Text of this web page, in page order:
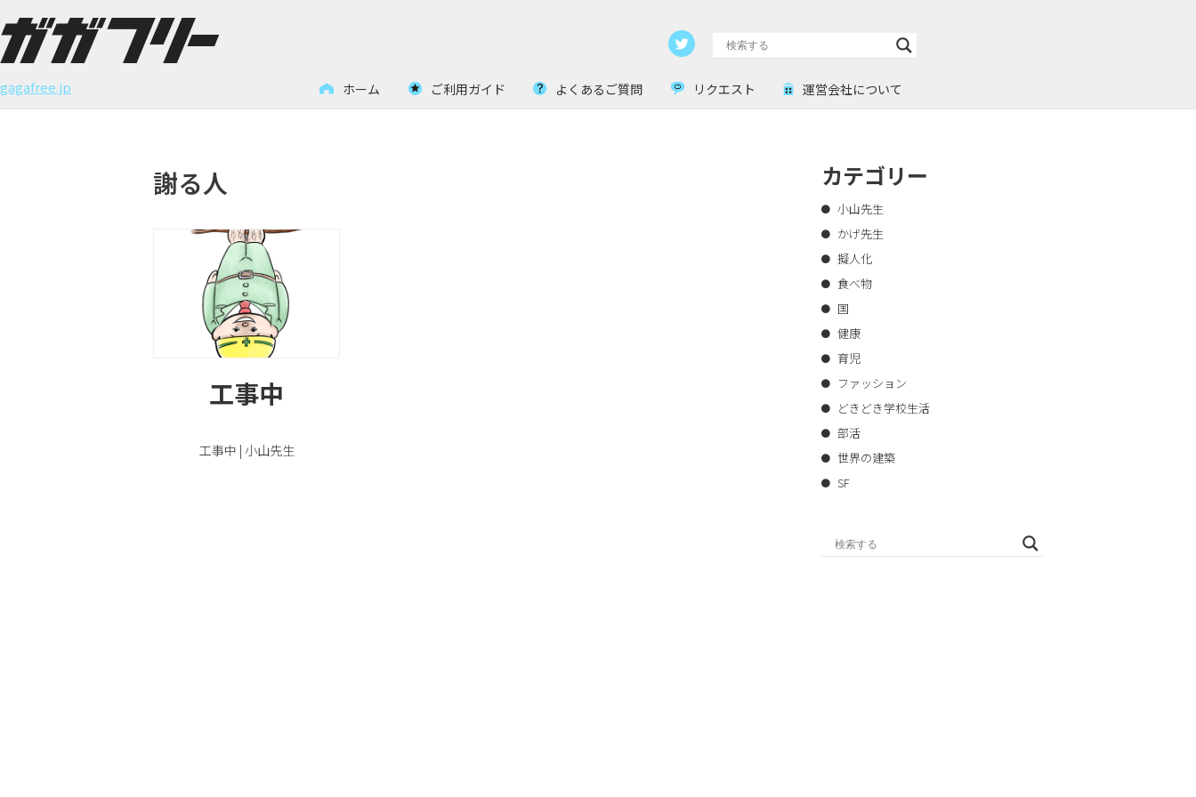
コ
テ
gagafree.jp ホーム ご利用ガイド よくあるご質問 リクエスト 運営会社について
謝る人
工事中
工事中 | 小山先生
カテゴリー
小山先生
かげ先生
擬人化
食べ物
国
健康
育児
ファッション
どきどき学校生活
部活
世界の建築
SF